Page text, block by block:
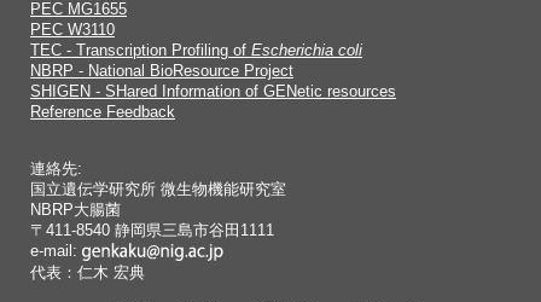
PEC MG1655
PEC W3110
TEC - Transcription Profiling of Escherichia coli
NBRP - National BioResource Project
SHIGEN - SHared Information of GENetic resources
Reference Feedback
連絡先:
国立遺伝学研究所 微生物機能研究室
NBRP大腸菌
〒411-8540 静岡県三島市谷田1111
e-mail:
代表：仁木 宏典